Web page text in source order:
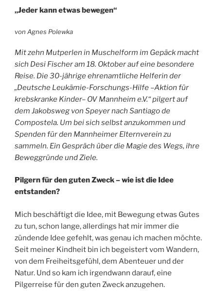
f
e
k
E
t
a
p
p
e
„Jeder kann etwas bewegen“
von Agnes Polewka
Mit zehn Mutperlen in Muschelform im Gepäck macht
sich Desi Fischer am 18. Oktober auf eine besondere
Reise. Die 30-jährige ehrenamtliche Helferin der
„Deutsche Leukämie-Forschungs-Hilfe –Aktion für
krebskranke Kinder– OV Mannheim e.V.“ pilgert auf
dem Jakobsweg von Speyer nach Santiago de
Compostela. Um bei sich selbst anzukommen und
Spenden für den Mannheimer Elternverein zu
sammeln. Ein Gespräch über die Magie des Wegs, ihre
Beweggründe und Ziele.
Pilgern für den guten Zweck – wie ist die Idee
entstanden?
Mich beschäftigt die Idee, mit Bewegung etwas Gutes
zu tun, schon lange, allerdings hat mir immer die
zündende Idee gefehlt, was genau ich machen möchte.
Seit meiner Kindheit bin ich begeistert vom Wandern,
von dem Freiheitsgefühl, dem Abenteuer und der
Natur. Und so kam ich irgendwann darauf, eine
Pilgerreise für den guten Zweck anzugehen.